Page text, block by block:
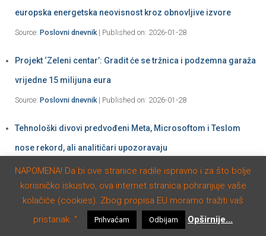
europska energetska neovisnost kroz obnovljive izvore
Source: Poslovni dnevnik Published on: 2026-01-28
Projekt ‘Zeleni centar’: Gradit će se tržnica i podzemna garaža
vrijedne 15 milijuna eura
Source: Poslovni dnevnik Published on: 2026-01-28
Tehnološki divovi predvođeni Meta, Microsoftom i Teslom
nose rekord, ali analitičari upozoravaju
Source: Poslovni dnevnik Published on: 2026-01-28
Europska komisija zabranjuje jednu vrstu goriva
Poslovni dnevnik Published on: 2026-01-28
Privatnost i kolačići